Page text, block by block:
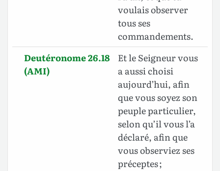
voulais observer
tous ses
commandements.
Deutéronome 26.18
(AMI)
Et le Seigneur vous
a aussi choisi
aujourd’hui, afin
que vous soyez son
peuple particulier,
selon qu’il vous l’a
déclaré, afin que
vous observiez ses
préceptes ;